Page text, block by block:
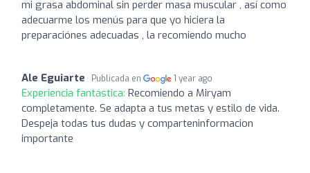
mi grasa abdominal sin perder masa muscular , así como
adecuarme los menús para que yo hiciera la
preparaciónes adecuadas , la recomiendo mucho
Ale Eguiarte Publicada en 1 year ago
Experiencia fantástica: Recomiendo a Miryam
completamente. Se adapta a tus metas y estilo de vida.
Despeja todas tus dudas y comparteninformacion
importante